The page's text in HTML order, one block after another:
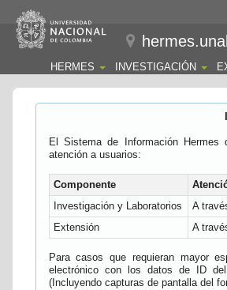
HERMES INVESTIGACIÓN
El Sistema de Información
atención a usuarios:
Componente
Investigación y Laboratorios
A
Extensión
A
Para casos que requieran mayor
electrónico con los datos de ID
(Incluyendo capturas de pantalla del